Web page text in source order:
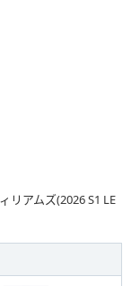
リアムズ(2026 S1 LE